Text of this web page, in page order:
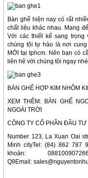
Bàn ghế hiện nay có rất
chất liệu khác nhau. Mang
Với các thiết kế sang
chúng tôi tự hào là nơi cung
MỚI tại tphcm. Nên bạn có
liên hệ với chúng tôi ngay
BÀN GHẾ HỢP KIM NHÔM
XEM THÊM: BÀN GHẾ
NGOÀI TRỜI
CÔNG TY CỔ PHẦN ĐẦU
Number 123, La Xuan Oai
Minh cityTel: (84) 862 787
khoản:
Q9Email: